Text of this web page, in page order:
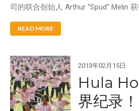
司的联合创始人 Arthur “Spud” Melin 获
READ MORE
2013年02月15日
Hula
界纪录！